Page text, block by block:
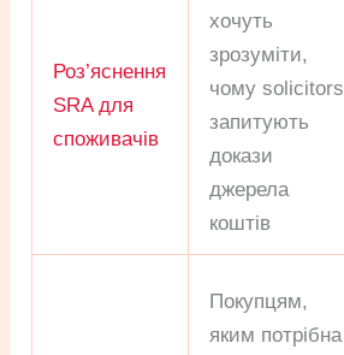
Роз’яснення
SRA для
споживачів
хочуть
зрозуміти,
чому solicitors
запитують
докази
джерела
коштів
Покупцям,
яким потрібна